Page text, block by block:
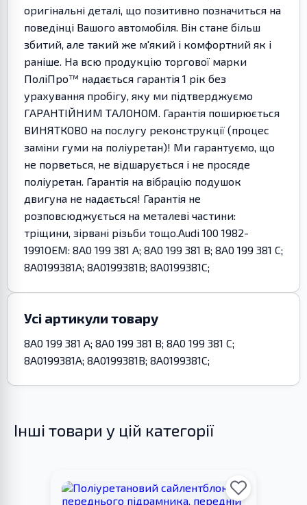
оригінальні деталі, що позитивно позначиться на
поведінці Вашого автомобіля. Він стане більш
збитий, але такий же м'який і комфортний як і
раніше. На всю продукцію торгової марки
ПоліПро™ надається гарантія 1 рік без
урахування пробігу, яку ми підтверджуємо
ГАРАНТІЙНИМ ТАЛОНОМ. Гарантія поширюється
ВИНЯТКОВО на послугу реконструкції (процес
заміни гуми на поліуретан)! Ми гарантуємо, що
не порветься, не відшарується і не просяде
поліуретан. Гарантія на вібрацію подушок
двигуна не надається! Гарантія не
розповсюджується на металеві частини:
тріщини, зірвані різьби тощо.Audi 100 1982-
1991OEM: 8A0 199 381 A; 8A0 199 381 B; 8A0 199 381 C;
8A0199381A; 8A0199381B; 8A0199381C;
Усі артикули товару
8A0 199 381 A; 8A0 199 381 B; 8A0 199 381 C;
8A0199381A; 8A0199381B; 8A0199381C;
Інші товари у цій категорії